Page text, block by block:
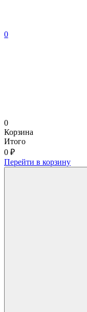
0
0
Корзина
Итого
0 ₽
Перейти в корзину